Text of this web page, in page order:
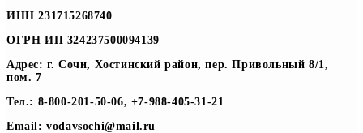
ИНН 231715268740
ОГРН ИП 324237500094139
Адрес: г. Сочи, Хостинский район, пер. Привольный 8/1,
пом. 7
Тел.: 8-800-201-50-06, +7-988-405-31-21
Email: vodavsochi@mail.ru